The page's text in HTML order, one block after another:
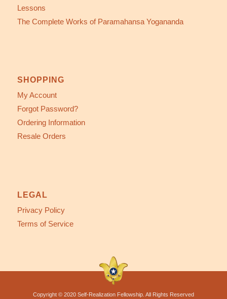
Lessons
The Complete Works of Paramahansa Yogananda
SHOPPING
My Account
Forgot Password?
Ordering Information
Resale Orders
LEGAL
Privacy Policy
Terms of Service
Copyright © 2020 Self-Realization Fellowship. All Rights Reserved